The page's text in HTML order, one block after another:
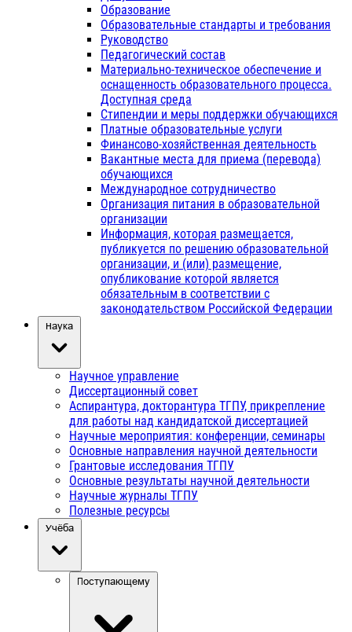
Образование
Образовательные стандарты и требования
Руководство
Педагогический состав
Материально-техническое обеспечение и
оснащенность образовательного процесса.
Доступная среда
Стипендии и меры поддержки обучающихся
Платные образовательные услуги
Финансово-хозяйственная деятельность
Вакантные места для приема (перевода)
обучающихся
Международное сотрудничество
Организация питания в образовательной
организации
Информация, которая размещается,
публикуется по решению образовательной
организации, и (или) размещение,
опубликование которой является
обязательным в соответствии с
законодательством Российской Федерации
Наука
Научное управление
Диссертационный совет
Аспирантура, докторантура ТГПУ, прикрепление
для работы над кандидатской диссертацией
Научные мероприятия: конференции, семинары
Основные направления научной деятельности
Грантовые исследования ТГПУ
Основные результаты научной деятельности
Научные журналы ТГПУ
Полезные ресурсы
Учёба
Поступающему